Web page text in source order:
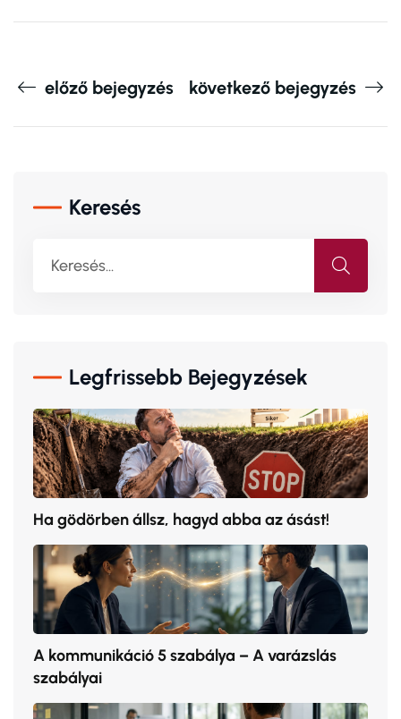
előző bejegyzés következő bejegyzés
Keresés
Legfrissebb Bejegyzések
Ha gödörben állsz, hagyd abba az ásást!
A kommunikáció 5 szabálya – A varázslás
szabályai